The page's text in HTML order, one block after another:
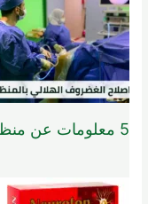
5 معلومات عن منظار الركبة